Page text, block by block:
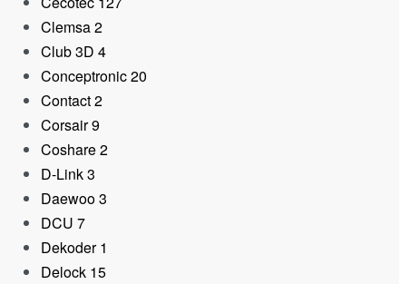
Clemsa2
Club 3D 4
Conceptronic20
Contact2
Corsair9
Coshare2
D-Link3
Daewoo3
DCU 7
Dekoder 1
Delock 15